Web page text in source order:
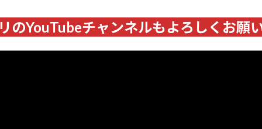
のYouTubeチャンネルもよろしくお願